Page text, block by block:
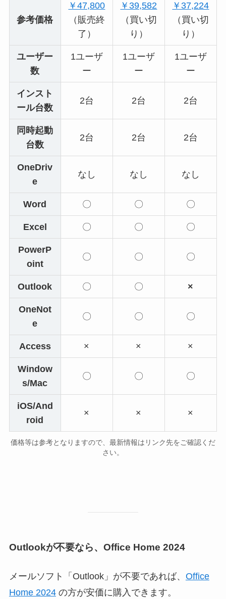
参考価格
￥47,800
（販売終
了）
￥39,582
（買い切
り）
￥37,224
（買い切
り）
ユーザー
数
1ユーザ
ー
1ユーザ
ー
1ユーザ
ー
インスト
ール台数
2台 2台 2台
同時起動
台数
2台 2台 2台
OneDriv
e
なし なし なし
Word 〇 〇 〇
Excel 〇 〇 〇
PowerP
oint
〇 〇 〇
Outlook 〇 〇 ×
OneNot
e
〇 〇 〇
Access × × ×
Window
s/Mac
〇 〇 〇
iOS/And
roid
× × ×
価格等は参考となりますので、最新情報はリンク先をご確認くだ
さい。
Outlookが不要なら、Office Home 2024
メールソフト「Outlook」が不要であれば、 Office
Home 2024の方が安価に購入できます。